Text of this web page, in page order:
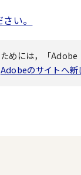
い。
めには，「
Adobeのサイトへ新